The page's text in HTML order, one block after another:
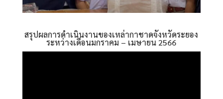
สรุปผลการดำเนินงานของเหล่ากาชาดจังหวัดระยอง
ระหว่างเดือนมกราคม – เมษายน 2566